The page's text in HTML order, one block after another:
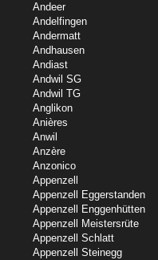
Andeer
Andelfingen
Andermatt
Andhausen
Andiast
Andwil SG
Andwil TG
Anglikon
Anières
Anwil
Anzère
Anzonico
Appenzell
Appenzell Eggerstanden
Appenzell Enggenhütten
Appenzell Meistersrüte
Appenzell Schlatt
Appenzell Steinegg